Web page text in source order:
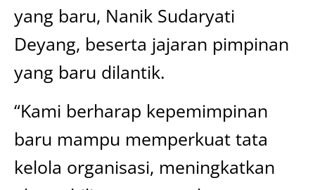
yang baru, Nanik Sudaryati
Deyang, beserta jajaran pimpinan
yang baru dilantik.
“Kami berharap kepemimpinan
baru mampu memperkuat tata
kelola organisasi, meningkatkan